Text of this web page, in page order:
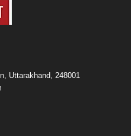
Uttarakhand, 248001